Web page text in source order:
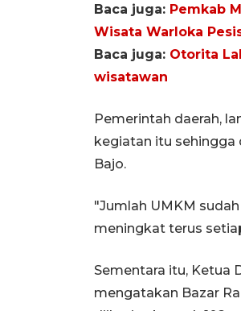
Baca juga: Pemkab
Wisata Warloka
Baca juga: Otorita
wisatawan
Pemerintah daerah,
kegiatan itu
Bajo.
"Jumlah UMKM
meningkat terus
Sementara itu, Ketua
mengatakan Bazar